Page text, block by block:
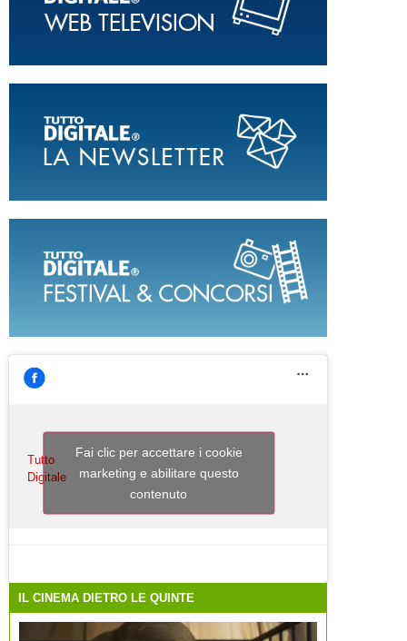
Tutto
Digitale
Fai clic per accettare i cookie
marketing e abilitare questo
contenuto
IL CINEMA DIETRO LE QUINTE